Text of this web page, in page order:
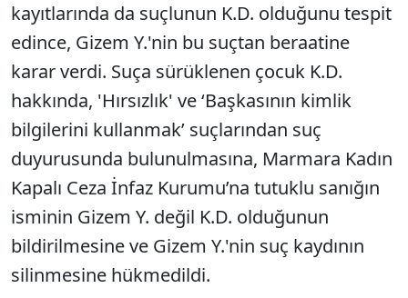
kayıtlarında da suçlunun K.D. olduğunu tespit
edince, Gizem Y.'nin bu suçtan beraatine
karar verdi. Suça sürüklenen çocuk K.D.
hakkında, 'Hırsızlık' ve ‘Başkasının kimlik
bilgilerini kullanmak’ suçlarından suç
duyurusunda bulunulmasına, Marmara Kadın
Kapalı Ceza İnfaz Kurumu’na tutuklu sanığın
isminin Gizem Y. değil K.D. olduğunun
bildirilmesine ve Gizem Y.'nin suç kaydının
silinmesine hükmedildi.